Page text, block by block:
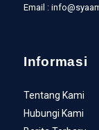
Email :
Informasi
Tentang Kami
Hubungi Kami